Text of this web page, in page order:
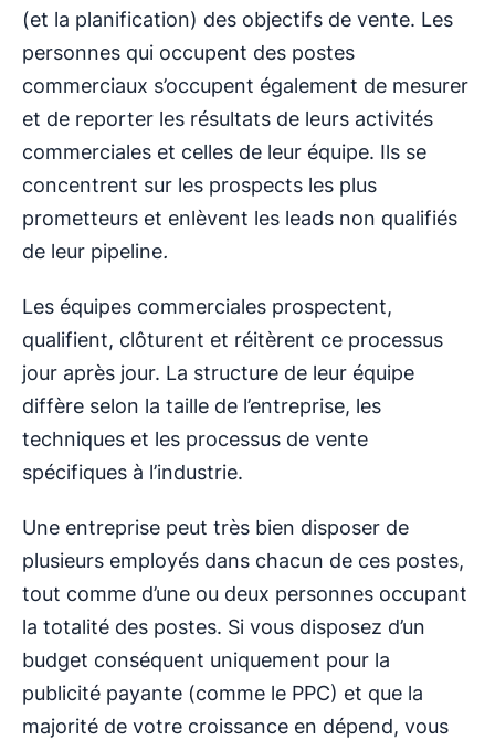
(et la planification) des objectifs de vente. Les
personnes qui occupent des postes
commerciaux s’occupent également de mesurer
et de reporter les résultats de leurs activités
commerciales et celles de leur équipe. Ils se
concentrent sur les prospects les plus
prometteurs et enlèvent les leads non qualifiés
de leur pipeline.
Les équipes commerciales prospectent,
qualifient, clôturent et réitèrent ce processus
jour après jour. La structure de leur équipe
diffère selon la taille de l’entreprise, les
techniques et les processus de vente
spécifiques à l’industrie.
Une entreprise peut très bien disposer de
plusieurs employés dans chacun de ces postes,
tout comme d’une ou deux personnes occupant
la totalité des postes. Si vous disposez d’un
budget conséquent uniquement pour la
publicité payante (comme le PPC) et que la
majorité de votre croissance en dépend, vous